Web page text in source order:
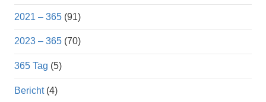
2021 – 365 (91)
2023 – 365 (70)
365 Tag (5)
Bericht(4)